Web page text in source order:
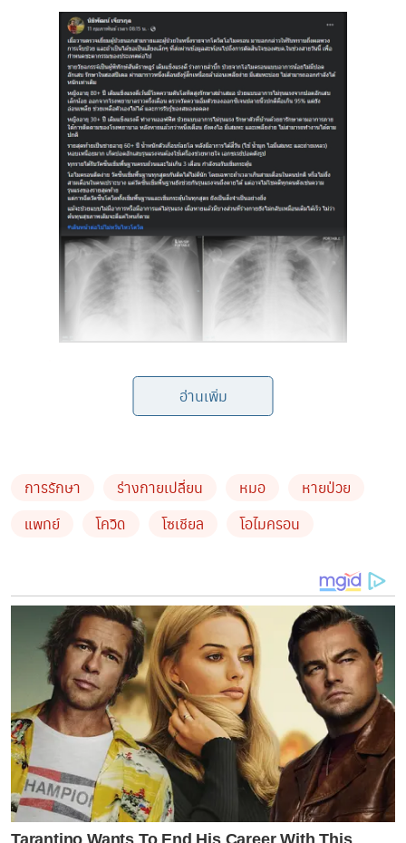
TIPH แข็งแกร่ง โอไมครอนไม่กระทบ ยืนยันฐานะ
ประกันภัย
เจนี่ เทียนโพธิ์สุวรรณ แจงกลัวน้องโนล่า ติดโควิด ที่
ชายวัยฉกรรจ์เป็นผู้พิทักษ์สันติราษฎร์ เดิมแข็งแรงดี ร่างกา
ยล่ำบึ้ก ป่วยจากโอไมครอนแบบอาการน้อยไม่มีปอดอักเสบ
รักษาในฮอสปิเตล ผ่านมาราวหนึ่งเดือนยังรู้สึกเหนื่อยล้า
อ่อนเพลียง่าย มีเสมหะบ่อย ไม่สามารถออกกำลังได้หนักเท่า
เดิม
หญิงอายุ 80+ ปี เดิมแข็งแรงดีเว้นมีโรคความดันโลหิตสูง
รักษาสม่ำเสมอ ป่วยแบบอาการไม่รุนแรงจากปอดอักเสบ
อ่านเพิ่ม
การรักษา ร่างกายเปลี่ยน หมอ
หายป่วย
แพทย์
โควิด โซเชียล โอไมครอน
Tarantino Wants To End His Career With This